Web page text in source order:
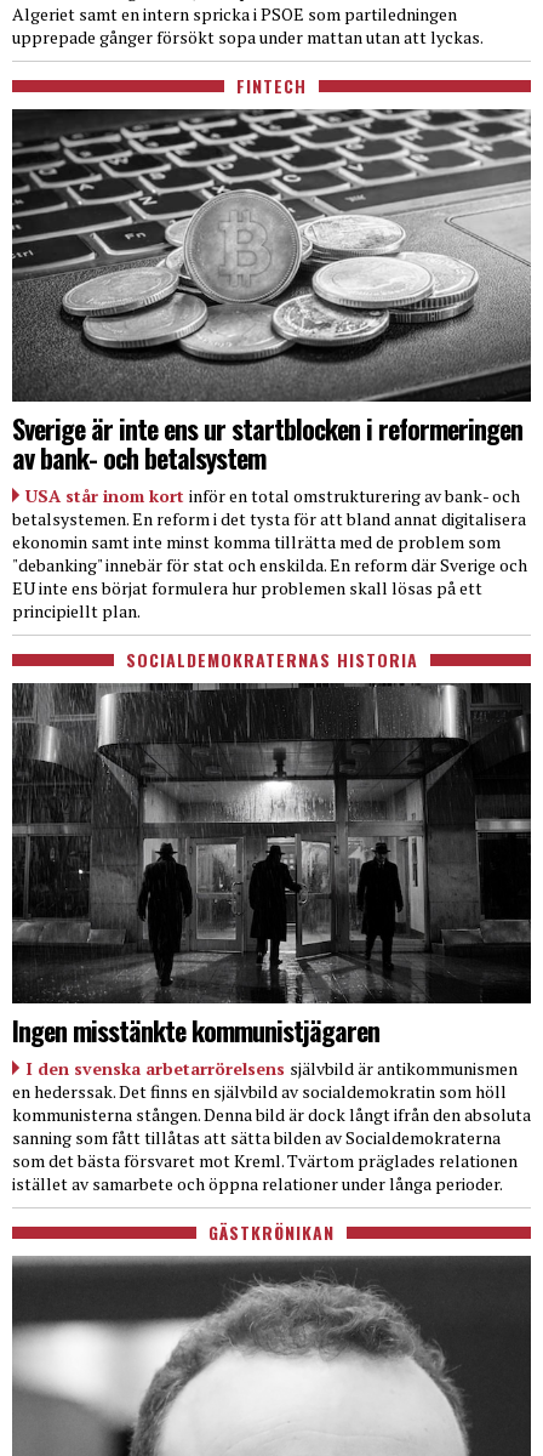
Algeriet samt en intern spricka i PSOE som partiledningen
upprepade gånger försökt sopa under mattan utan att lyckas.
FINTECH
Sverige är inte ens ur startblocken i reformeringen
av bank- och betalsystem
USA står inom kort inför en total omstrukturering av bank- och
betalsystemen. En reform i det tysta för att bland annat digitalisera
ekonomin samt inte minst komma tillrätta med de problem som
"debanking" innebär för stat och enskilda. En reform där Sverige och
EU inte ens börjat formulera hur problemen skall lösas på ett
principiellt plan.
SOCIALDEMOKRATERNAS HISTORIA
Ingen misstänkte kommunistjägaren
I den svenska arbetarrörelsens självbild är antikommunismen
en hederssak. Det finns en självbild av socialdemokratin som höll
kommunisterna stången. Denna bild är dock långt ifrån den absoluta
sanning som fått tillåtas att sätta bilden av Socialdemokraterna
som det bästa försvaret mot Kreml. Tvärtom präglades relationen
istället av samarbete och öppna relationer under långa perioder.
GÄSTKRÖNIKAN